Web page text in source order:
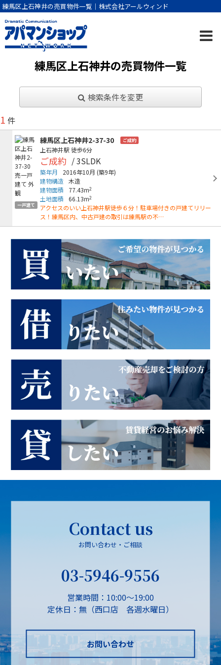
練馬区上石神井の売買物件一覧｜株式会社アールウィンド
練馬区上石神井の売買物件一覧
検索条件を変更
1 件
一戸建て
練馬区上石神井2-37-30 ご成約
上石神井駅 徒歩6分
ご成約 / 3SLDK
築年月 2016年10月 (築9年)
建物構造 木造
建物面積
77.43m2
土地面積 66.13m2
アクセスのいい上石神井駅徒歩６分！駐車場付きの戸建てリリー
ス！練馬区内、中古戸建の取引は練馬駅の不…
Contact us
お問い合わせ・ご相談
03-5946-9556
営業時間：10:00～19:00
定休日：無（西口店 各週水曜日）
お問い合わせ